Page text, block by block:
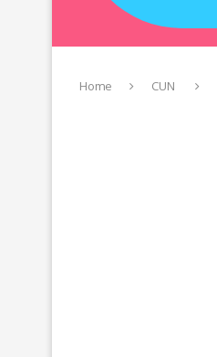
Home CUN